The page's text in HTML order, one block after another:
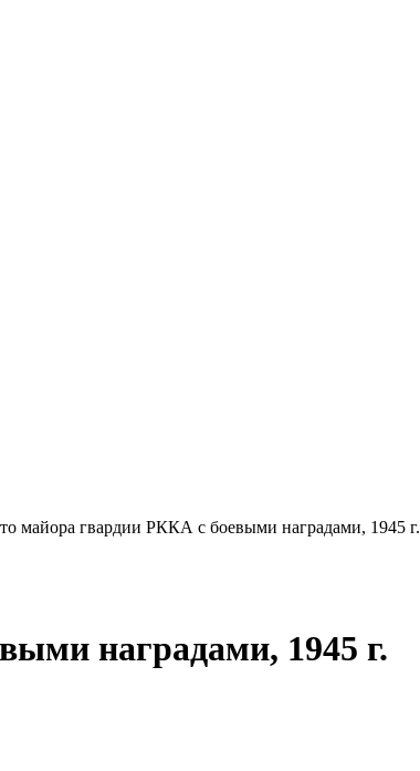
майора гвардии РККА с боевыми наградами, 1945 г.
наградами, 1945 г.